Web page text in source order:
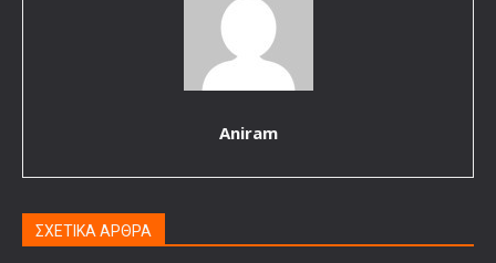
Aniram
ΣΧΕΤΙΚΑ ΑΡΘΡΑ